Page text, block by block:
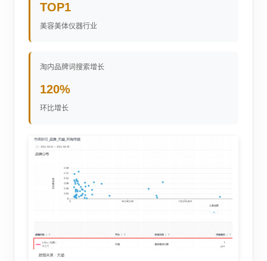
TOP1
美容美体仪器行业
淘内品牌词搜索增长
120%
环比增长